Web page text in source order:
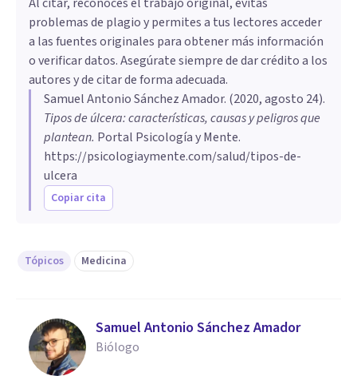
problemas de plagio y permites a tus lectores acceder
a las fuentes originales para obtener más información
o verificar datos. Asegúrate siempre de dar crédito a los
autores y de citar de forma adecuada.
Samuel Antonio Sánchez Amador. (2020, agosto 24).
Tipos de úlcera: características, causas y peligros que
plantean. Portal Psicología y Mente.
https://psicologiaymente.com/salud/tipos-de-
ulcera
Copiar cita
Tópicos Medicina
Samuel Antonio Sánchez Amador
Biólogo